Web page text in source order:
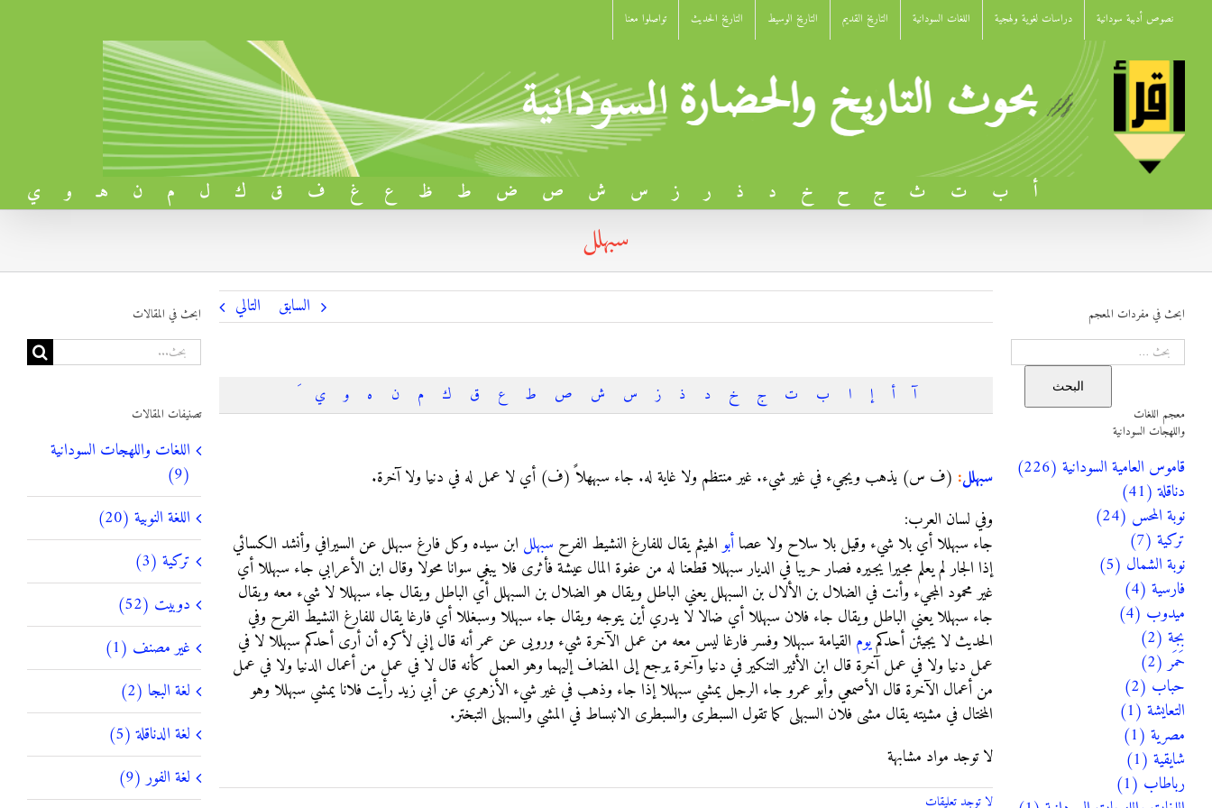
content
نصوص أدبية سودانية دراسات لغوية ولهجية اللغات السودانية التاريخ القديم التاريخ الوسيط التاريخ الحديث تواصلوا معنا
أ ب ت ث ج ح خ د ذ ر ز س ش ص ض ط ظ ع غ ف ق ك ل م ن هـ و ي
سبهلل
السابق التالي
آ أ إ ا ب ت ج خ د ذ ز س ش ص ط ع ق ك م ن ه و ي
سبهلل: (ف س) يذهب ويجيء في غير شيء. غير منتظم ولا غاية له. جاء سبههلاً (ف) أي لا عمل له في دنيا ولا آخرة.
وفي لسان العرب:
جاء سبهللا أي بلا شيء وقيل بلا سلاح ولا عصاأبوالهيثم يقال للفارغ النشيط الفرح سبهلل ابن سيده وكل فارغ سبهلل عن السيرافي وأنشد الكسائي
إذا الجار لم يعلم مجيرا يجيره فصار حريبا في الديار سبهللا قطعنا له من عفوة المال عيشة فأثرى فلا يبغي سوانا محولا وقال ابن الأعرابي جاء سبهللا أي
غير محمود المجيء وأنت في الضلال بن الألال بن السبهلل يعني الباطل ويقال هو الضلال بن السبهلل أي الباطل ويقال جاء سبهللا لا شيء معه ويقال
جاء سبهللا يعني الباطل ويقال جاء فلان سبهللا أي ضالا لا يدري أين يتوجه ويقال جاء سبهللا وسبغللا أي فارغا يقال للفارغ النشيط الفرح وفي
الحديث لا يجيئن أحدكميوم القيامة سبهللا وفسر فارغا ليس معه من عمل الآخرة شيء ورويى عن عمر أنه قال إني لأكره أن أرى أحدكم سبهللا لا في
عمل دنيا ولا في عمل آخرة قال ابن الأثير التنكير في دنيا وآخرة يرجع إلى المضاف إليهما وهو العمل كأنه قال لا في عمل من أعمال الدنيا ولا في عمل
من أعمال الآخرة قال الأصمعي وأبو عمرو جاء الرجل يمشي سبهللا إذا جاء وذهب في غير شيء الأزهري عن أبي زيد رأيت فلانا يمشي سبهللا وهو
المختال في مشيته يقال مشى فلان السبهلى كما تقول السبطرى والسبطرى الانبساط في المشي والسبهلى التبختر.
لا توجد مواد مشابهة
لا توجد تعليقات
ابحث في المقالات
البحث
عن:
تصنيفات المقالات
اللغات واللهجات السودانية
(9)
اللغة النوبية (20)
تركية (3)
دوبيت (52)
غير مصنف (1)
لغة البجا (2)
لغة الدناقلة (5)
لغة الفور (9)
ابحث في مفردات المعجم
البحث
البحث
معجم اللغات
واللهجات السودانية
قاموس العامية السودانية (226)
دناقلة (41)
نوبة المحس (24)
تركية (7)
نوبة الشمال (5)
فارسية (4)
ميدوب (4)
بجة (2)
حَمَر (2)
حباب (2)
التعايشة (1)
مصرية (1)
شايقية (1)
رباطاب (1)